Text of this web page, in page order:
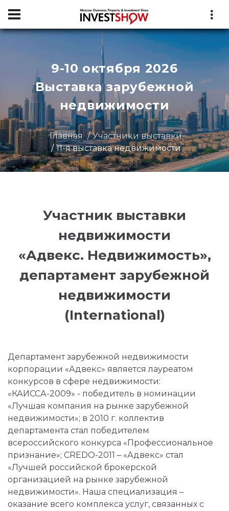
9-10 октября 2026
Выставка зарубежной
недвижимости
Главная
Участники выставки
11-я выставка недвижимости
Участник выставки
недвижимости
«Адвекс. Недвижимость»,
департамент зарубежной
недвижимости
(International)
Департамент зарубежной недвижимости
корпорации «Адвекс» является лауреатом
конкурсов в сфере недвижимости:
«КАИССА-2009» - победитель в номинации
«Лучшая компания на рынке зарубежной
недвижимости»; в 2010 г. коллектив
департамента стал победителем
всероссийского конкурса «Профессиональное
признание»; CREDO-2011 – «Адвекс» стал
«Лучшей российской брокерской
организацией на рынке зарубежной
недвижимости». Наша специализация –
оказание всего комплекса услуг, связанных с